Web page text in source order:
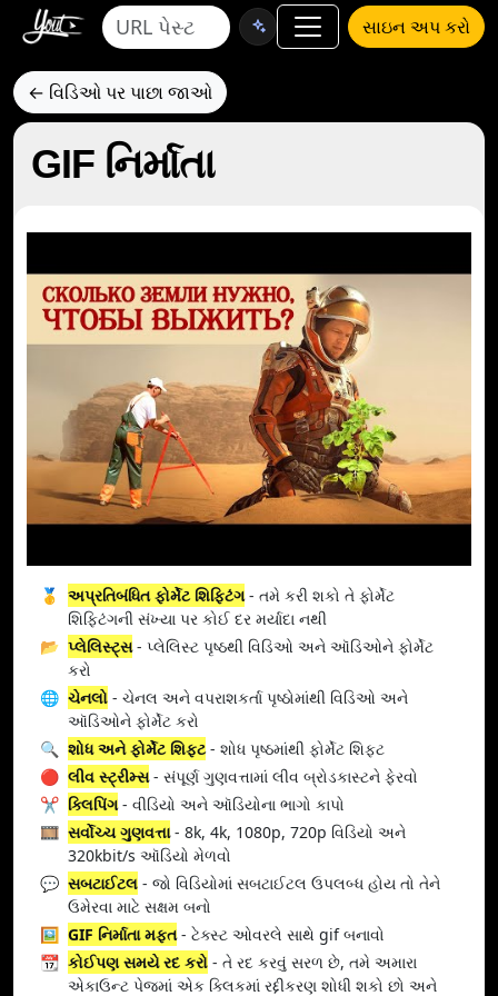
સાઇન અપ કરો
← વિડિઓ પર પાછા જાઓ
GIF નિર્માતા
🥇 અપ્રતિબંધિત ફોર્મેટ શિફ્ટિંગ- તમે કરી શકો તે ફોર્મેટ
શિફ્ટિંગની સંખ્યા પર કોઈ દર મર્યાદા નથી
📂 પ્લેલિસ્ટ્સ- પ્લેલિસ્ટ પૃષ્ઠથી વિડિઓ અને ઑડિઓને ફોર્મેટ
કરો
🌐 ચેનલો - ચેનલ અને વપરાશકર્તા પૃષ્ઠોમાંથી વિડિઓ અને
ઑડિઓને ફોર્મેટ કરો
🔍 શોધ અને ફોર્મેટ શિફ્ટ- શોધ પૃષ્ઠમાંથી ફોર્મેટ શિફ્ટ
🔴 લીવ સ્ટ્રીમ્સ- સંપૂર્ણ ગુણવત્તામાં લીવ બ્રોડકાસ્ટને ફેરવો
✂️ ક્લિપિંગ- વીડિયો અને ઑડિયોના ભાગો કાપો
🎞️ સર્વોચ્ચ ગુણવત્તા- 8k, 4k, 1080p, 720p વિડિયો અને
320kbit/s ઑડિયો મેળવો
💬 સબટાઈટલ - જો વિડિયોમાં સબટાઈટલ ઉપલબ્ધ હોય તો તેને
ઉમેરવા માટે સક્ષમ બનો
🖼️ GIF નિર્માતા મફત- ટેક્સ્ટ ઓવરલે સાથે gif બનાવો
📆 કોઈપણ સમયે રદ કરો - તે રદ કરવું સરળ છે, તમે અમારા
એકાઉન્ટ પેજમાં એક ક્લિકમાં રદ્દીકરણ શોધી શકો છો અને